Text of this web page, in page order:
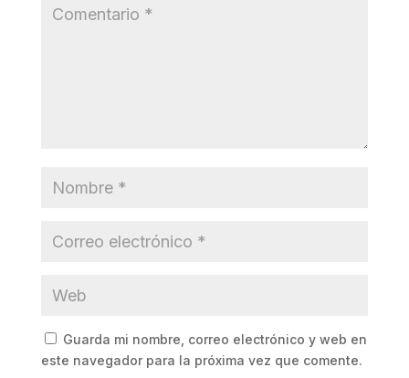
Guarda mi nombre, correo electrónico y web en
este navegador para la próxima vez que comente.